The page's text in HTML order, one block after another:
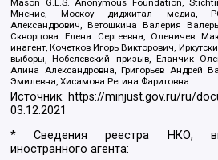
Мнение, Москоу диджитал медиа,
Александрович, Ветошкина Валерия
Скворцова Елена Сергеевна, Оленичев
инагент, Кочетков Игорь Викторович,
выборы, Нобелевский призыв, Еланчик
Алина Александровна, Григорьев Андрей
Эмилевна, Хисамова Регина Фаритовна
Источник: https://minjust.gov.ru/ru/
03.12.2021
* Сведения реестра НКО,
иностранного агента: